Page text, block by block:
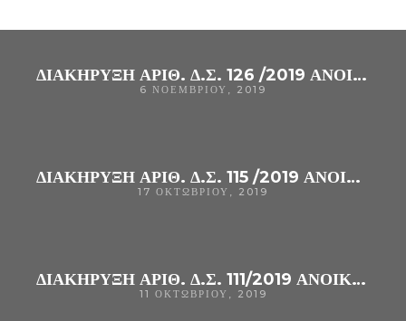
ΔΙΑΚΗΡΥΞΗ ΑΡΙΘ. Δ.Σ. 126 /2019 ΑΝΟΙΚΤΌΣ ΗΛΕΚΤΡΟΝΙΚΌΣ ΔΙΑΓΩΝΙΣΜΌΣ ΚΆΤΩ ΤΩΝ ΟΡΊΩΝ ΓΙΑ ΤΗΝ ΠΡΟΜΉΘΕΙΑ «ΑΝΤΙΔΡΑΣΤΗΡΙΩΝ ANOΣΟΛΟΓΙΚΩΝ ΑΝΑΛΥΣΕΩΝ (ME ΠΑΡΑΧΩΡΗΣΗ ΣΥΝΟΔΟΥ ΕΞΟΠΛΙΣΜΟΥ) (CPV : 33127000-6)» ΤΟΥ Γ. Ν. ΆΡΤΑΣ.
6 ΝΟΕΜΒΡΊΟΥ, 2019
ΔΙΑΚΗΡΥΞΗ ΑΡΙΘ. Δ.Σ. 115 /2019 ΑΝΟΙΚΤΌΣ ΗΛΕΚΤΡΟΝΙΚΌΣ ΔΙΑΓΩΝΙΣΜΌΣ ΚΆΤΩ ΤΩΝ ΟΡΊΩΝ ΓΙΑ ΤΗΝ ΠΡΟΜΉΘΕΙΑ «ΑΝΤΙΔΡΑΣΤΗΡΙΑ ΓΙΑ ΤΗΝ ΕΞΑΚΡΙΒΩΣΗ ΤΗΣ ΟΜΑΔΑΣ ΑΙΜΑΤΟΣ (CPV : 33696100-6)»
17 ΟΚΤΩΒΡΊΟΥ, 2019
ΔΙΑΚΗΡΥΞΗ ΑΡΙΘ. Δ.Σ. 111/2019 ΑΝΟΙΚΤΌΣ ΗΛΕΚΤΡΟΝΙΚΌΣ ΔΙΑΓΩΝΙΣΜΌΣ ΚΆΤΩ ΤΩΝ ΟΡΊΩΝ ΓΙΑ ΤΗΝ ΠΡΟΜΉΘΕΙΑ «ΑΝΤΙΔΡΑΣΤΗΡΙΑ ΒΙΟΧΗΜΙΚΩΝ ΑΝΑΛΥΤΩΝ (ΜΕ ΠΑΡΑΧΩΡΗΣΗ ΣΥΝΟΔΟΥ ΕΞΟΠΛΙΣΜΟΥ)»CPV: 33696500-0 ΓΙΑ ΤΗΝ ΚΆΛΥΨΗ ΤΩΝ ΑΝΑΓΚΏΝ ΤΟΥ Γ.Ν. ΆΡΤΑΣ.
11 ΟΚΤΩΒΡΊΟΥ, 2019